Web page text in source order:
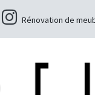
Rénovation de